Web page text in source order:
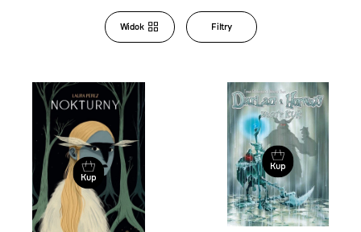
Bookstore
Zmiana
i filtrowanie
produktów
Widok Filtry
Kup
Kup